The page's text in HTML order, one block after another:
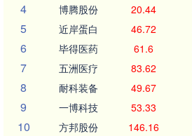
4 博腾股份 20.44
5 近岸蛋白 46.72
6 毕得医药 61.6
7 五洲医疗 83.62
8 耐科装备 49.67
9 一博科技 53.33
10 方邦股份 146.16